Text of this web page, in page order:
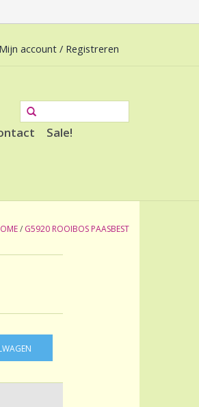
Mijn account / Registreren
Sale!
/ G5920 ROOIBOS PAASBEST